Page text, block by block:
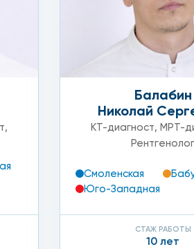
центре или у администраторов
,
Балабин
Николай
КТ-диагност,МРТ-
Рентгенолог
Смоленская
Юго-Западная
СТАЖ РАБОТЫ
10 лет